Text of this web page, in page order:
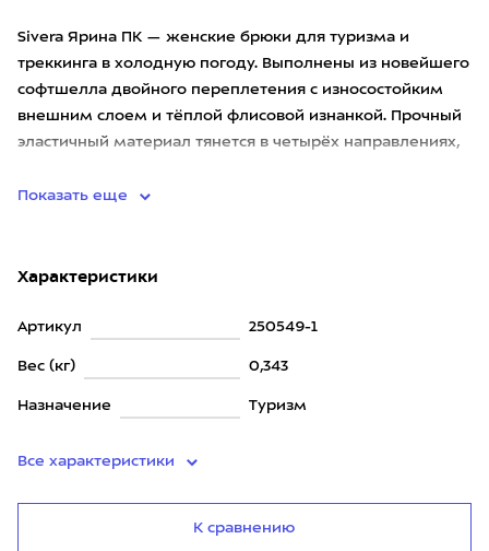
Sivera Ярина ПК — женские брюки для туризма и
треккинга в холодную погоду. Выполнены из новейшего
софтшелла двойного переплетения с износостойким
внешним слоем и тёплой флисовой изнанкой. Прочный
эластичный материал тянется в четырёх направлениях,
Показать еще
Характеристики
Артикул 250549-1
Вес (кг) 0,343
Назначение Туризм
Все характеристики
К сравнению